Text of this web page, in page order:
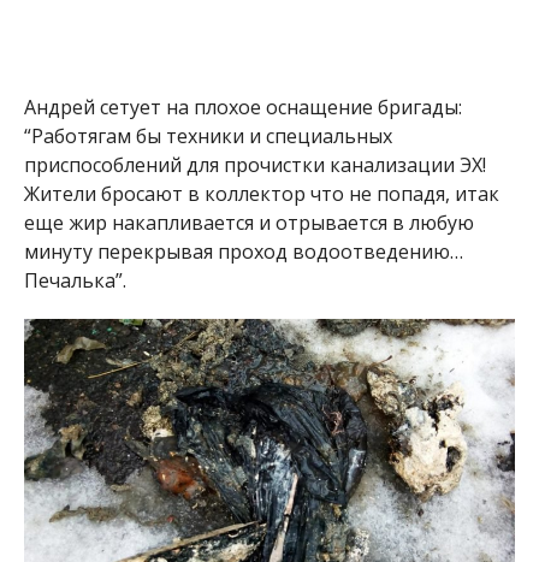
Андрей сетует на плохое оснащение бригады:
“Работягам бы техники и специальных
приспособлений для прочистки канализации ЭХ!
Жители бросают в коллектор что не попадя, итак
еще жир накапливается и отрывается в любую
минуту перекрывая проход водоотведению…
Печалька”.